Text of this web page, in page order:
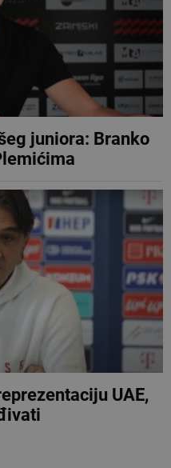
juniora: Branko
UAE,